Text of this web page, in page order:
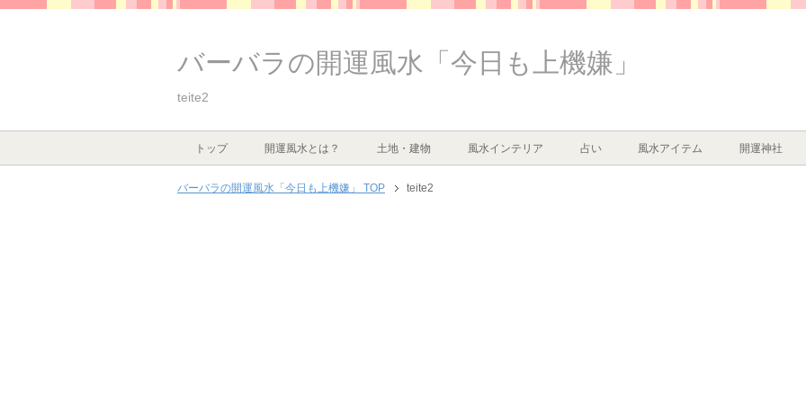
バーバラの開運風水「今日も上機嫌」
teite2
トップ 開運風水とは？ 土地・建物 風水インテリア 占い 風水アイテム 開運神社
バーバラの開運風水「今日も上機嫌」 TOP teite2